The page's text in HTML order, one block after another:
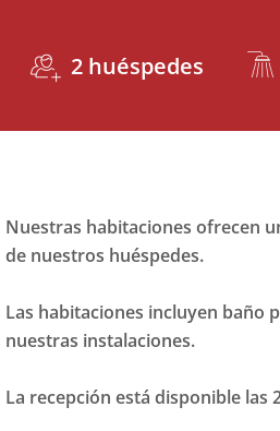
2 huéspedes
Nuestras habitaciones ofrecen
de nuestros huéspedes.
Las habitaciones incluyen baño
nuestras instalaciones.
La recepción está disponible las